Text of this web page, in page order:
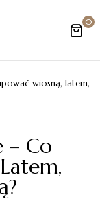
0
wiosną, latem,
– Co